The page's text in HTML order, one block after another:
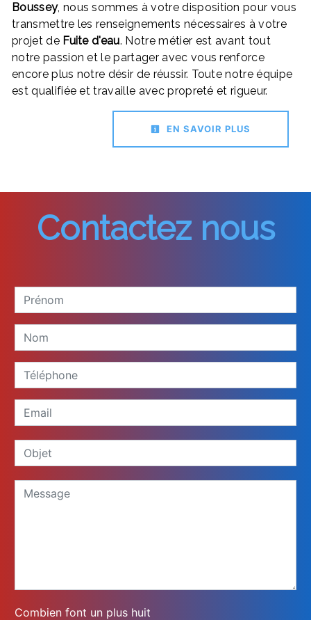
Boussey, nous sommes à votre disposition pour vous
transmettre les renseignements nécessaires à votre
projet de Fuite d'eau. Notre métier est avant tout
notre passion et le partager avec vous renforce
encore plus notre désir de réussir. Toute notre équipe
est qualifiée et travaille avec propreté et rigueur.
EN SAVOIR PLUS
Contactez nous
Combien font un plus huit